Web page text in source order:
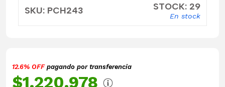
SKU: PCH243 STOCK: 29
En stock
12.6% OFFpagando por transferencia
$1.220.978